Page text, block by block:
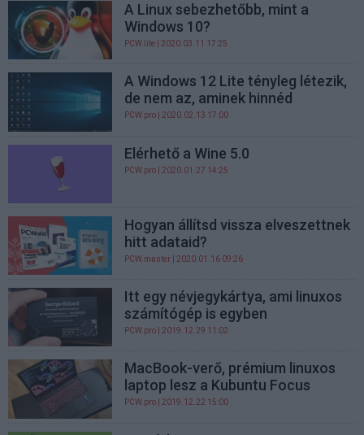
A Linux sebezhetőbb, mint a
Windows 10?
PCW.lite | 2020.03.11 17:25
A Windows 12 Lite tényleg létezik,
de nem az, aminek hinnéd
PCW.pro | 2020.02.13 17:00
Elérhető a Wine 5.0
PCW.pro | 2020.01.27 14:25
Hogyan állítsd vissza elveszettnek
hitt adataid?
PCW.master | 2020.01.16 09:26
Itt egy névjegykártya, ami linuxos
számítógép is egyben
PCW.pro | 2019.12.29 11:02
MacBook-verő, prémium linuxos
laptop lesz a Kubuntu Focus
PCW.pro | 2019.12.22 15:00